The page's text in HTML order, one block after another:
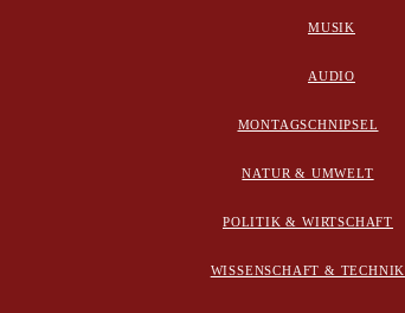
MUSIK
AUDIO
MONTAGSCHNIPSEL
NATUR & UMWELT
POLITIK & WIRTSCHAFT
WISSENSCHAFT & TECHNIK